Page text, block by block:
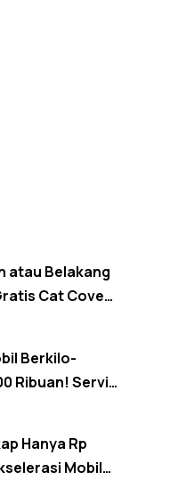
atau Belakang
Cat Cover
Agustus
Berkilo-
Ribuan! Servis
Promo
Hanya Rp
Mobil